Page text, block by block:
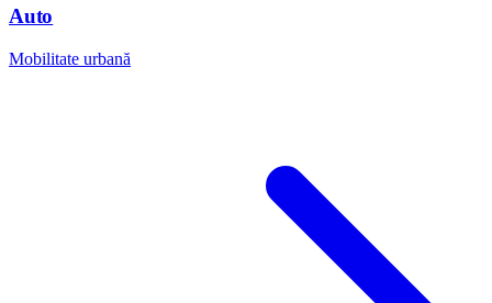
Auto
Mobilitate urbană